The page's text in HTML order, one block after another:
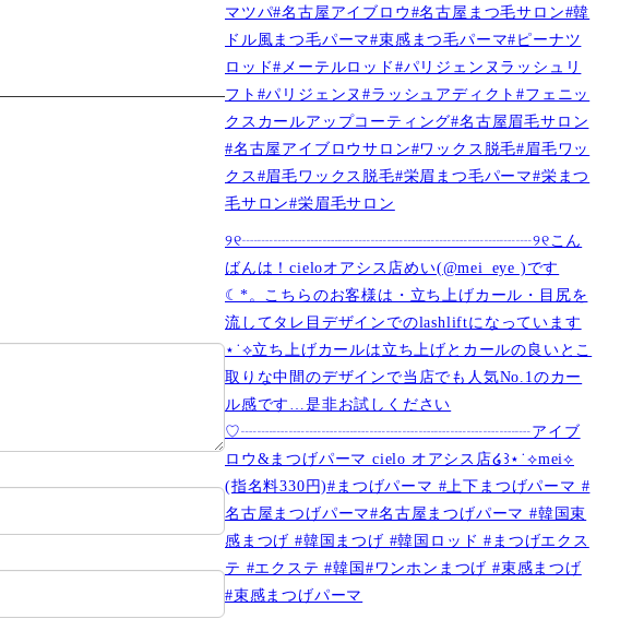
マツパ#名古屋アイブロウ#名古屋まつ毛サロン#韓
ドル風まつ毛パーマ#束感まつ毛パーマ#ピーナツ
ロッド#メーテルロッド#パリジェンヌラッシュリ
フト#パリジェンヌ#ラッシュアディクト#フェニッ
クスカールアップコーティング#名古屋眉毛サロン
#名古屋アイブロウサロン#ワックス脱毛#眉毛ワッ
クス#眉毛ワックス脱毛#栄眉まつ毛パーマ#栄まつ
毛サロン#栄眉毛サロン
୨୧┈┈┈┈┈┈┈┈┈┈┈┈┈┈┈┈┈┈୨୧こん
ばんは！cieloオアシス店めい(@mei_eye )です︎︎
☾*。こちらのお客様は・立ち上げカール・目尻を
流してタレ目デザインでのlashliftになっています
⋆˙⟡立ち上げカールは立ち上げとカールの良いとこ
取りな中間のデザインで当店でも人気No.1のカー
ル感です…是非お試しください️
♡┈┈┈┈┈┈┈┈┈┈┈┈┈┈┈┈┈┈アイブ
ロウ&まつげパーマ cielo オアシス店໒꒱⋆˙⟡︎mei⟡
(指名料330円)#まつげパーマ #上下まつげパーマ #
名古屋まつげパーマ#名古屋まつげパーマ #韓国束
感まつげ #韓国まつげ #韓国ロッド #まつげエクス
テ #エクステ #韓国#ワンホンまつげ #束感まつげ
#束感まつげパーマ